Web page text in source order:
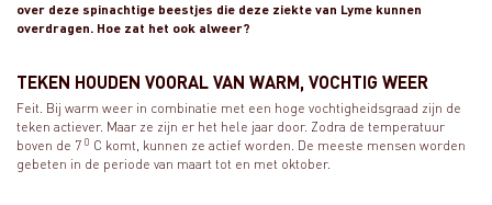
over deze spinachtige beestjes die deze ziekte van Lyme kunnen
overdragen. Hoe zat het ook alweer?
TEKEN HOUDEN VOORAL VAN WARM, VOCHTIG WEER
Feit. Bij warm weer in combinatie met een hoge vochtigheidsgraad zijn de
teken actiever. Maar ze zijn er het hele jaar door. Zodra de temperatuur
boven de 7 0 C komt, kunnen ze actief worden. De meeste mensen worden
gebeten in de periode van maart tot en met oktober.